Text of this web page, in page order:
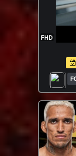
FHD